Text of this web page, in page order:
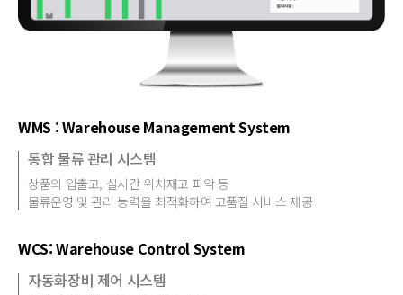
WMS : Warehouse Management System
통합 물류 관리 시스템
상품의 입출고, 실시간 위치재고 파악 등
물류운영 및 관리 능력을 최적화하여 고품질 서비스 제공
WCS: Warehouse Control System
자동화장비 제어 시스템